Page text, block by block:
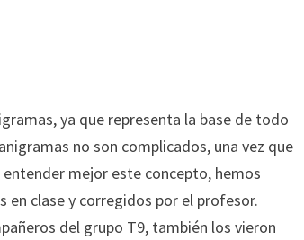
ya que representa la base de todo
no son complicados, una vez que
mejor este concepto, hemos
en clase y corregidos por el profesor.
del grupo T9, también los vieron